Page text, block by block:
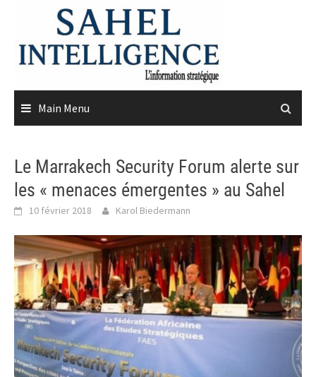
content
Main Menu
Le Marrakech Security Forum alerte sur
les « menaces émergentes » au Sahel
10 février 2018 Karol Biedermann